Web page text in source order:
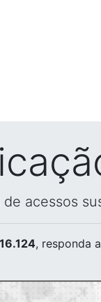
acessos
, responda